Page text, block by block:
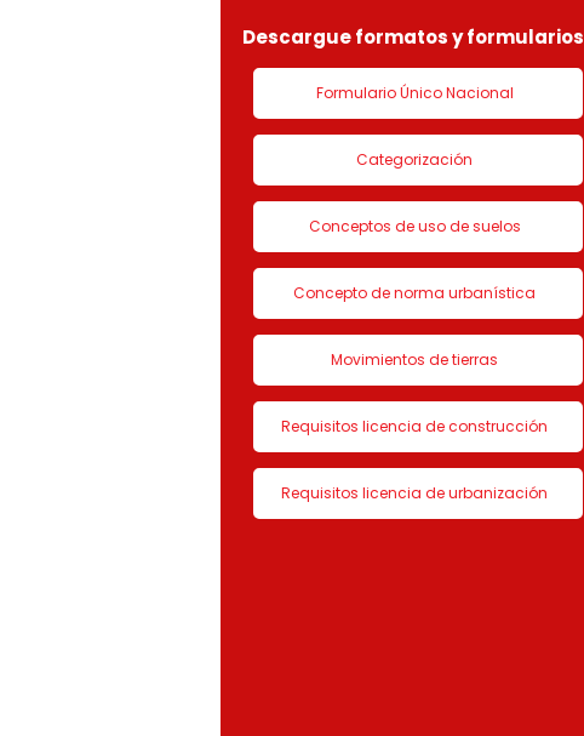
Descargue formatos y formularios
Formulario Único Nacional
Categorización
Conceptos de uso de suelos
Concepto de norma urbanística
Movimientos de tierras
Requisitos licencia de construcción
Requisitos licencia de urbanización